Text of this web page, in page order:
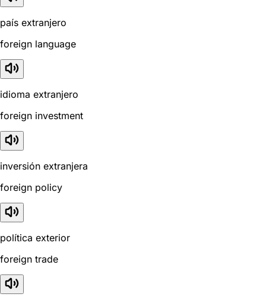
país extranjero
foreign language
idioma extranjero
foreign investment
inversión extranjera
foreign policy
política exterior
foreign trade